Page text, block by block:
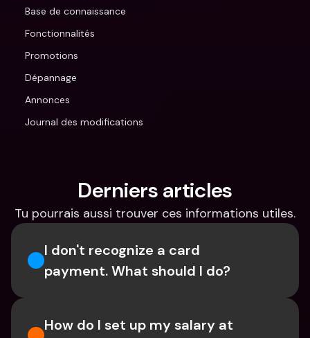
Base de connaissance
Fonctionnalités
Promotions
Dépannage
Annonces
Journal des modifications
Derniers articles
Tu pourrais aussi trouver ces informations utiles.
I don't recognize a card
payment. What should I do?
How do I set up my salary at